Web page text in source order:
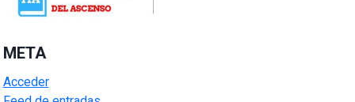
META
Acceder